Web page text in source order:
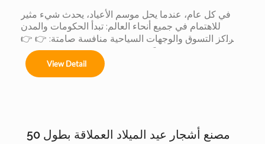
municipales.
Festivales navideños, parques temáticos y
activaciones de marca.
في كل عام، عندما يحل موسم الأعياد، يحدث شيء مثير
للاهتمام في جميع أنحاء العالم: تبدأ الحكومات والمدن
ومراكز التسوق والوجهات السياحية منافسة صامتة: 👉 👉
لأن الشجرة الأكبر حجماً: يجذب المزيد من الزوار يُحدث ذلك
تأثيراً أكبر على وسائل التواصل الاجتماعي يتم إنتاج قيمة
تجارية أكبر عندما تتنافس الدول... يشارك المصنعون أيضاً.
فحسب......
View Detail
مصنع أشجار عيد الميلاد العملاقة بطول 50